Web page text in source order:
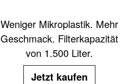
Weniger Mikroplastik. Mehr
Geschmack. Filterkapazität
von 1.500 Liter.
Jetzt kaufen